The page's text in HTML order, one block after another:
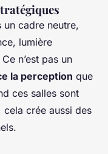
un cadre neutre,
lumière
n’est pas un
la perception que
ces salles sont
crée aussi des